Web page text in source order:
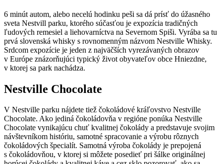
6 minút autom, alebo necelú hodinku peši sa dá prísť do úžasného
sveta Nestvill parku, ktorého súčasťou je expozícia tradičných
ľudových remesiel a liehovarníctva na Severnom Spiši. Vyrába sa tu
prvá slovenská whisky s rovnomenným názvom Nestville Whisky.
Srdcom expozície je jeden z najväčších vyrezávaných obrazov
v Európe znázorňujúci typický život obyvateľov obce Hniezdne,
v ktorej sa park nachádza.
Nestville Chocolate
V Nestville parku nájdete tiež čokoládové kráľovstvo Nestville
Chocolate. Ako jediná čokoládovňa v regióne ponúka Nestville
Chocolate vynikajúcu chuť kvalitnej čokolády a predstavuje svojim
návštevníkom históriu, samotné spracovanie a výrobu rôznych
čokoládových špecialít. Samotná výroba čokolády je prepojená
s čokoládovňou, v ktorej si môžete posedieť pri šálke originálnej